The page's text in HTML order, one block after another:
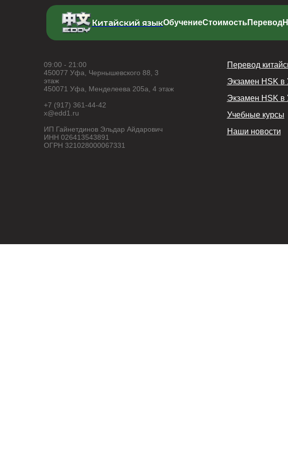
Китайский языкОбучениеСтоимость Перевод
09:00 - 21:00
450077 Уфа, Чернышевского 88, 3
этаж
450071 Уфа, Менделеева 205а, 4 этаж
+7 (917) 361-44-42
x@edd1.ru
ИП Гайнетдинов Эльдар Айдарович
ИНН 026413543891
ОГРН 321028000067331
Перевод
Экзамен HSK
Экзамен HSK
Учебные курсы
Наши новости